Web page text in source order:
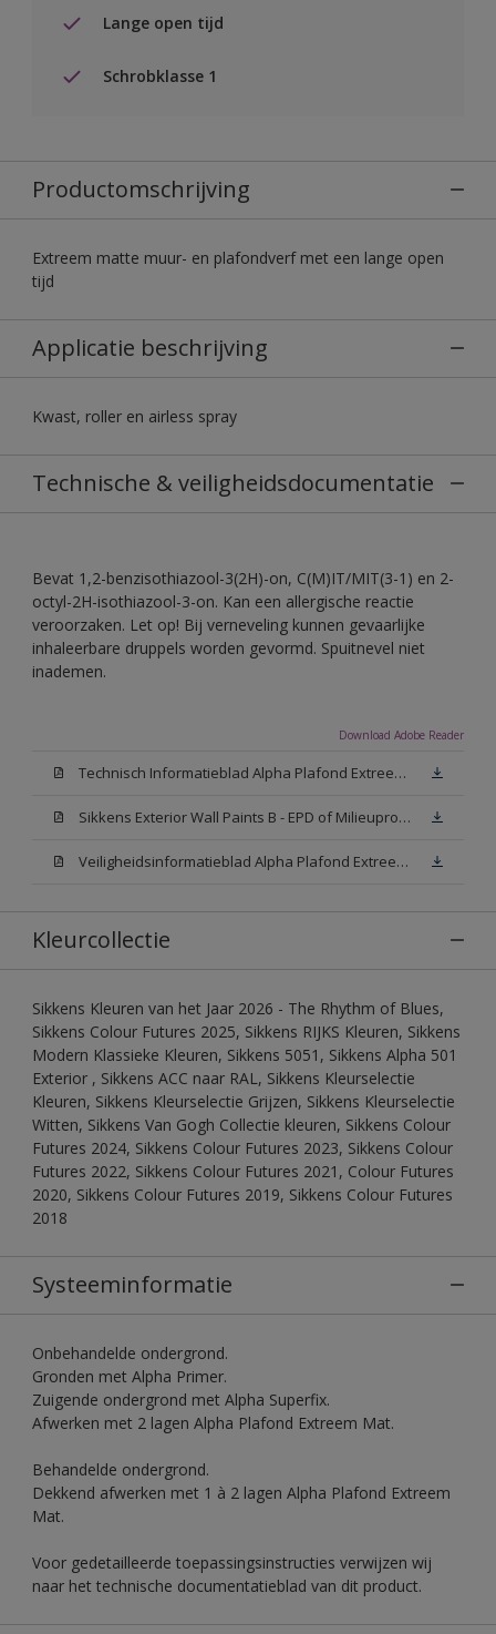
Lange open tijd
Schrobklasse 1
Productomschrijving
Extreem matte muur- en plafondverf met een lange open
tijd
Applicatie beschrijving
Kwast, roller en airless spray
Technische & veiligheidsdocumentatie
Bevat 1,2-benzisothiazool-3(2H)-on, C(M)IT/MIT(3-1) en 2-
octyl-2H-isothiazool-3-on. Kan een allergische reactie
veroorzaken. Let op! Bij verneveling kunnen gevaarlijke
inhaleerbare druppels worden gevormd. Spuitnevel niet
inademen.
Download Adobe Reader
Technisch Informatieblad Alpha Plafond Extreem Mat (PDF)
Sikkens Exterior Wall Paints B - EPD of Milieuproductverklaring
Veiligheidsinformatieblad Alpha Plafond Extreem Mat White W05 (MSDS)
Kleurcollectie
Sikkens Kleuren van het Jaar 2026 - The Rhythm of Blues,
Sikkens Colour Futures 2025, Sikkens RIJKS Kleuren, Sikkens
Modern Klassieke Kleuren, Sikkens 5051, Sikkens Alpha 501
Exterior , Sikkens ACC naar RAL, Sikkens Kleurselectie
Kleuren, Sikkens Kleurselectie Grijzen, Sikkens Kleurselectie
Witten, Sikkens Van Gogh Collectie kleuren, Sikkens Colour
Futures 2024, Sikkens Colour Futures 2023, Sikkens Colour
Futures 2022, Sikkens Colour Futures 2021, Colour Futures
2020, Sikkens Colour Futures 2019, Sikkens Colour Futures
2018
Systeeminformatie
Onbehandelde ondergrond.
Gronden met Alpha Primer.
Zuigende ondergrond met Alpha Superfix.
Afwerken met 2 lagen Alpha Plafond Extreem Mat.
Behandelde ondergrond.
Dekkend afwerken met 1 à 2 lagen Alpha Plafond Extreem
Mat.
Voor gedetailleerde toepassingsinstructies verwijzen wij
naar het technische documentatieblad van dit product.